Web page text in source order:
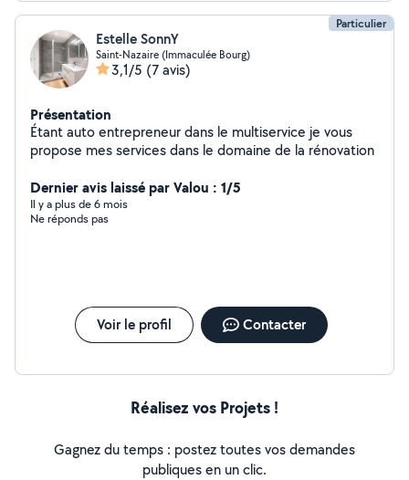
Particulier
Estelle SonnY
Saint-Nazaire (Immaculée Bourg)
3,1/5 (7 avis)
Présentation
Étant auto entrepreneur dans le multiservice je vous
propose mes services dans le domaine de la rénovation
Dernier avis laissé par Valou : 1/5
Il y a plus de 6 mois
Ne réponds pas
Voir le profil Contacter
Réalisez vos Projets !
Gagnez du temps : postez toutes vos demandes
publiques en un clic.